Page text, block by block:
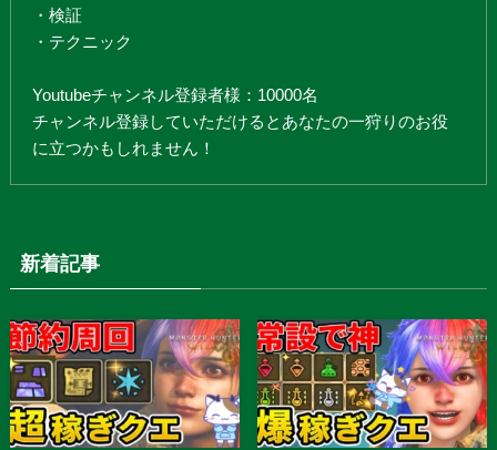
・検証
・テクニック
Youtubeチャンネル登録者様：10000名
チャンネル登録していただけるとあなたの一狩りのお役
に立つかもしれません！
新着記事